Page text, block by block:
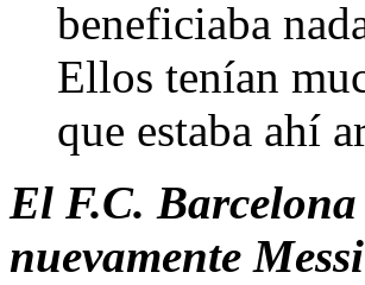
beneficiaba
Ellos tenían
que estaba ahí
El F.C.
nuevamente